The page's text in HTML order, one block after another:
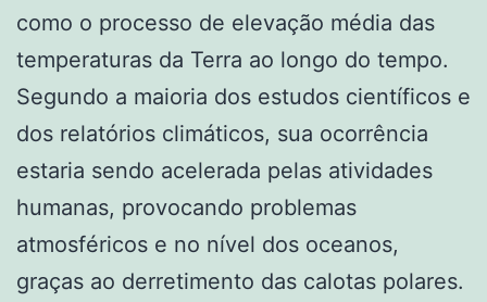
como o processo de elevação média das
temperaturas da Terra ao longo do tempo.
Segundo a maioria dos estudos científicos e
dos relatórios climáticos, sua ocorrência
estaria sendo acelerada pelas atividades
humanas, provocando problemas
atmosféricos e no nível dos oceanos,
graças ao derretimento das calotas polares.